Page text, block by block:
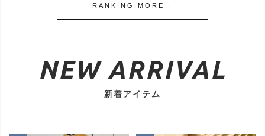
RANKING MORE→
NEW ARRIVAL
新着アイテム